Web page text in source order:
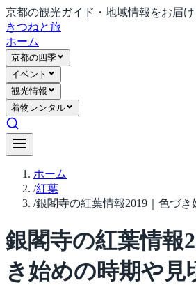
京都の観光ガイド・地域情報をお届け
きつねと旅
ホーム
京都の四季
イベント
観光情報
着物レンタル
ホーム
/紅葉
/銀閣寺の紅葉情報2019｜色づ
銀閣寺の紅葉情報
き始めの時期や見